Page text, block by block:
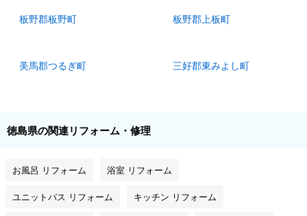
板野郡板野町 板野郡上板町
美馬郡つるぎ町 三好郡東みよし町
徳島県の関連リフォーム・修理
お風呂 リフォーム 浴室 リフォーム
ユニットバス リフォーム キッチン リフォーム